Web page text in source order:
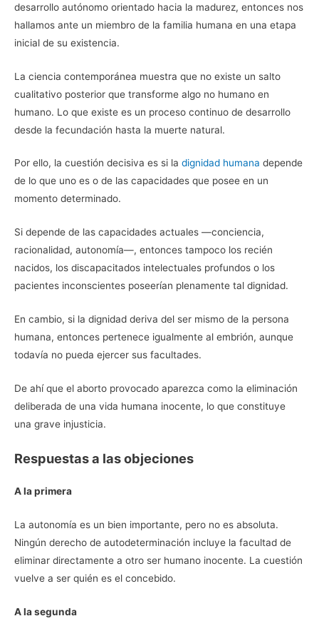
desarrollo autónomo orientado hacia la madurez, entonces nos
hallamos ante un miembro de la familia humana en una etapa
inicial de su existencia.
La ciencia contemporánea muestra que no existe un salto
cualitativo posterior que transforme algo no humano en
humano. Lo que existe es un proceso continuo de desarrollo
desde la fecundación hasta la muerte natural.
Por ello, la cuestión decisiva es si la dignidad humana depende
de lo que uno es o de las capacidades que posee en un
momento determinado.
Si depende de las capacidades actuales —conciencia,
racionalidad, autonomía—, entonces tampoco los recién
nacidos, los discapacitados intelectuales profundos o los
pacientes inconscientes poseerían plenamente tal dignidad.
En cambio, si la dignidad deriva del ser mismo de la persona
humana, entonces pertenece igualmente al embrión, aunque
todavía no pueda ejercer sus facultades.
De ahí que el aborto provocado aparezca como la eliminación
deliberada de una vida humana inocente, lo que constituye
una grave injusticia.
Respuestas a las objeciones
A la primera
La autonomía es un bien importante, pero no es absoluta.
Ningún derecho de autodeterminación incluye la facultad de
eliminar directamente a otro ser humano inocente. La cuestión
vuelve a ser quién es el concebido.
A la segunda